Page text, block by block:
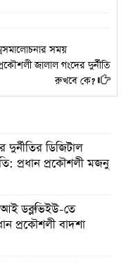
সময়
জালাল গংদের দুর্নীতি
রুখবে কে?
দুর্নীতির ডিজিটাল
প্রধান প্রকৌশলী মজনু
আই ডব্লুভিইউ-তে
প্রকৌশলী বাদশা